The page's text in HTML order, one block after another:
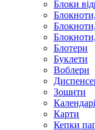
Блоки
Блотери
Буклети
Воблери
Зошити
Календарі
Карти
Кепки